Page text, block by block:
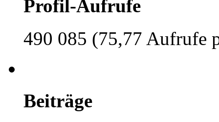
Profil-Aufrufe
490 085 (75,77 Aufrufe
Beiträge